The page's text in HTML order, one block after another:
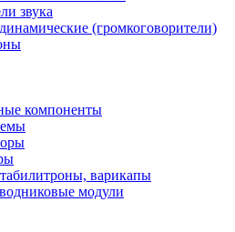
звука
(громкоговорители)
компоненты
варикапы
модули